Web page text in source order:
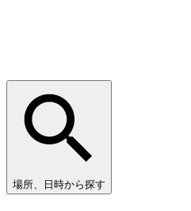
場所、日時から探す